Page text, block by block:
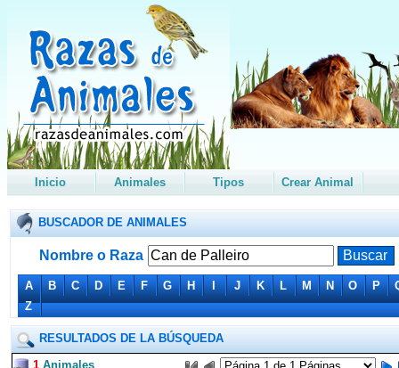
Inicio Animales Tipos Crear Animal
BUSCADOR DE ANIMALES
Nombre o Raza
A B C D E F G H I J K L M N O P
Z
RESULTADOS DE LA BÚSQUEDA
1 Animales